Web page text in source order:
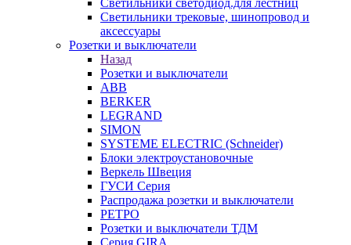
Светильники светодиод.для лестниц
Светильники трековые, шинопровод и
аксессуары
Розетки и выключатели
Назад
Розетки и выключатели
ABB
BERKER
LEGRAND
SIMON
SYSTEME ELECTRIC (Schneider)
Блоки электроустановочные
Веркель Швеция
ГУСИ Серия
Распродажа розетки и выключатели
РЕТРО
Розетки и выключатели ТДМ